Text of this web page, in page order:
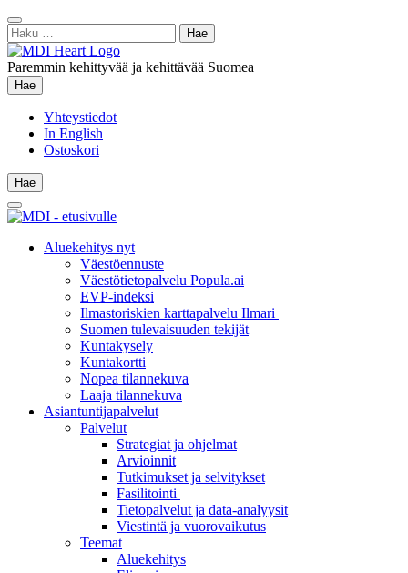
Siirry
sisältöön
Sulje
hae
Haku:
Paremmin kehittyvää ja kehittävää Suomea
Hae
Hae
Yhteystiedot
In English
Ostoskori
Hae
Hae
Main
Menu
Aluekehitys nyt
Väestöennuste
Väestötietopalvelu Popula.ai
EVP-indeksi
Ilmastoriskien karttapalvelu Ilmari
Suomen tulevaisuuden tekijät
Kuntakysely
Kuntakortti
Nopea tilannekuva
Laaja tilannekuva
Asiantuntijapalvelut
Palvelut
Strategiat ja ohjelmat
Arvioinnit
Tutkimukset ja selvitykset
Fasilitointi
Tietopalvelut ja data-analyysit
Viestintä ja vuorovaikutus
Teemat
Aluekehitys